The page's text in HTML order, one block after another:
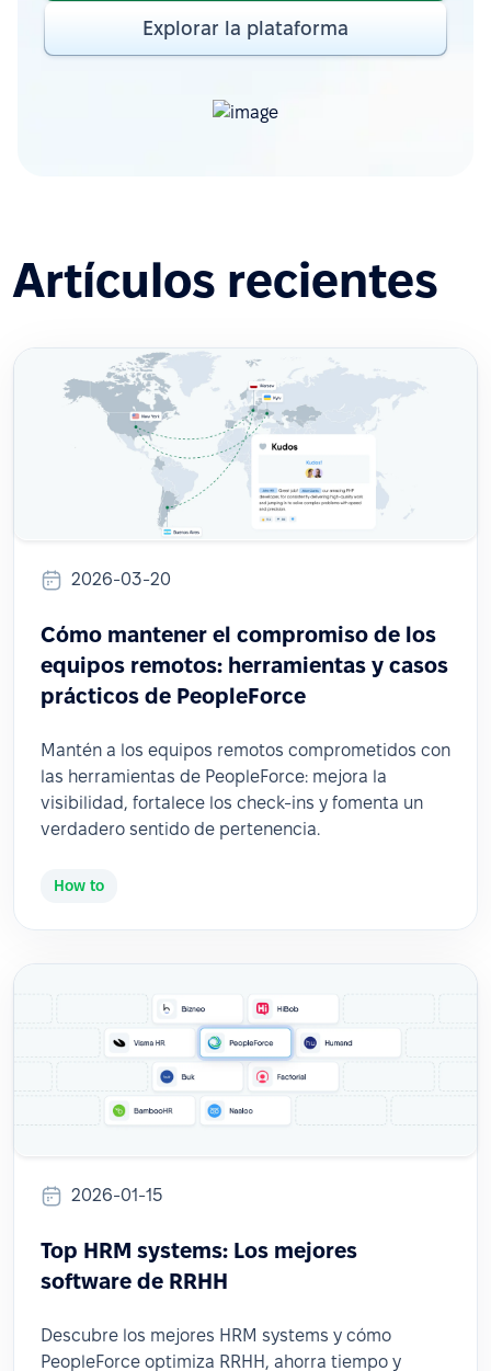
Explorar la plataforma
Artículos recientes
2026-03-20
Cómo mantener el compromiso de los
equipos remotos: herramientas y casos
prácticos de PeopleForce
Mantén a los equipos remotos comprometidos con
las herramientas de PeopleForce: mejora la
visibilidad, fortalece los check-ins y fomenta un
verdadero sentido de pertenencia.
How to
2026-01-15
Top HRM systems: Los mejores
software de RRHH
Descubre los mejores HRM systems y cómo
PeopleForce optimiza RRHH, ahorra tiempo y